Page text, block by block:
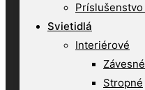
Svietidlá
Interiérové
Závesné
Stropné